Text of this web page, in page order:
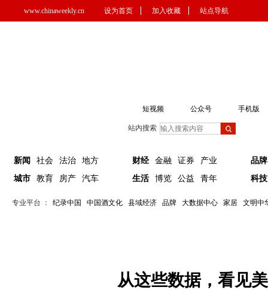
www.chinaweekly.cn 设为首页 加入收藏 站点导航
短视频 公众号 手机版
站内搜索
新闻 社会 法治
地方
城市
教育 房产 汽车
财经 金融 证券
产业
生活
博览 公益 青年
品牌
科技
专业平台 ： 纪录中国 中国酒文化 县域经济 品牌 大数据中心 家居 文明中
从这些数据，看见